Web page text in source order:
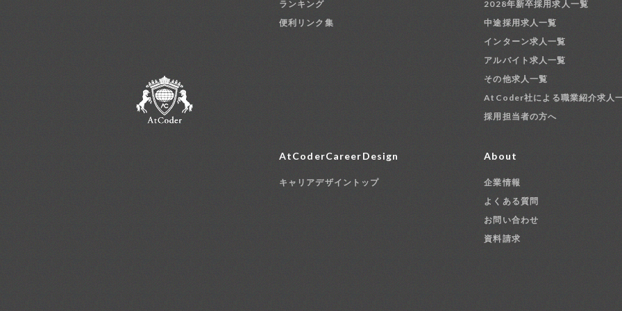
ランキング
便利リンク集
2028年新卒採用求人一覧
中途採用求人一覧
インターン求人一覧
アルバイト求人一覧
その他求人一覧
AtCoder社による職業紹介求人
採用担当者の方へ
AtCoderCareerDesign
キャリアデザイントップ
About
企業情報
よくある質問
お問い合わせ
資料請求